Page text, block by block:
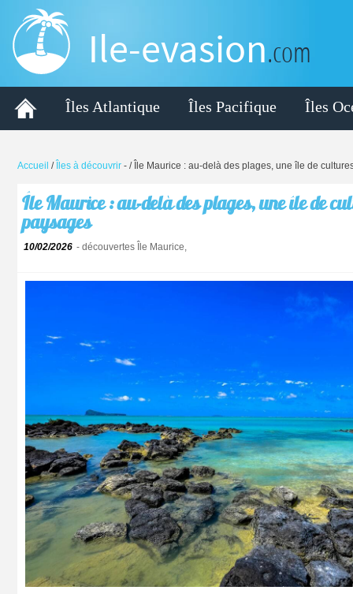
Ile-evasion.com
Îles Atlantique Îles Pacifique Îles
Accueil / Îles à découvrir - / Île Maurice : au-delà des plages, une île de
Île Maurice : au-delà des plages, une île de
paysages
10/02/2026 - découvertes Île Maurice,